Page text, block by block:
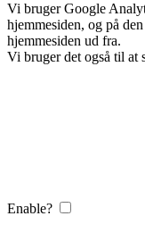
Vi bruger Google
hjemmesiden, og på
hjemmesiden ud fra.
Vi bruger det også til at
Enable?